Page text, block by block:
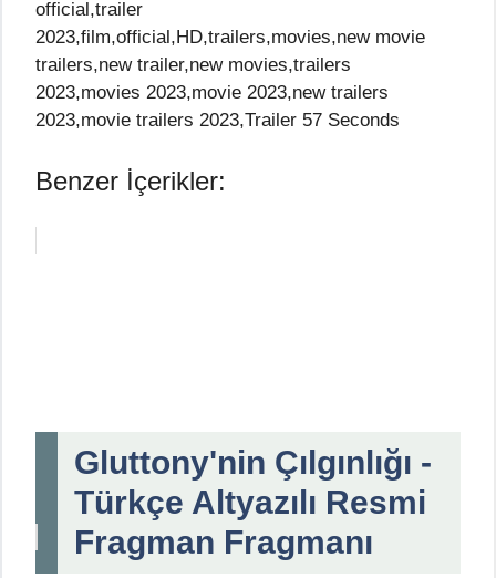
official,trailer
2023,film,official,HD,trailers,movies,new movie
trailers,new trailer,new movies,trailers
2023,movies 2023,movie 2023,new trailers
2023,movie trailers 2023,Trailer 57 Seconds
Benzer İçerikler:
Gluttony'nin Çılgınlığı -
Türkçe Altyazılı Resmi
Fragman Fragmanı